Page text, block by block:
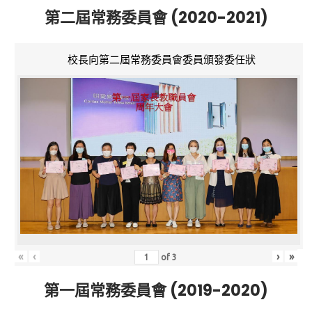
第二屆常務委員會 (2020-2021)
校長向第二屆常務委員會委員頒發委任狀
« ‹ of3 › »
第一屆常務委員會 (2019-2020)